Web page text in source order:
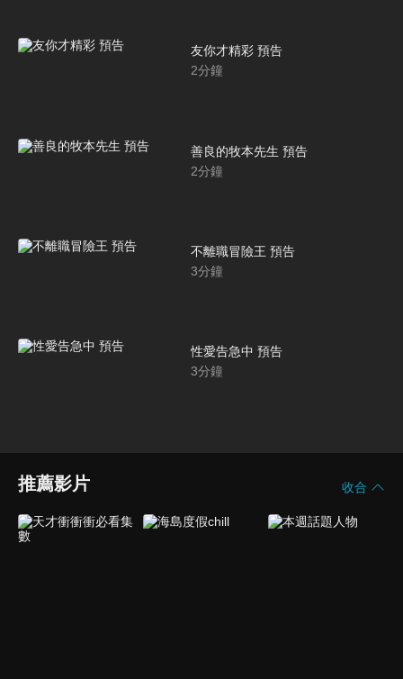
友你才精彩 預告
2分鐘
善良的牧本先生 預告
2分鐘
不離職冒險王 預告
3分鐘
性愛告急中 預告
3分鐘
推薦影片 收合